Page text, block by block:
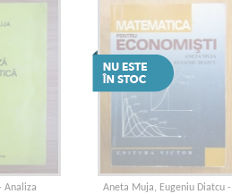
Analiza
Aneta Muja, Eugeniu Diatcu -